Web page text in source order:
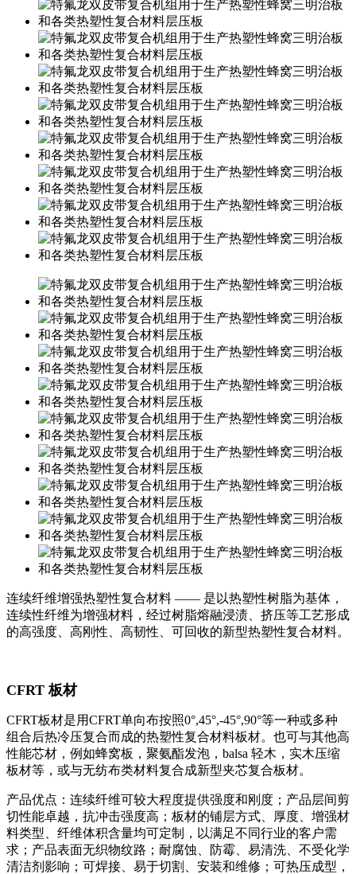
连续纤维增强热塑性复合材料 —— 是以热塑性树脂为基体，
连续性纤维为增强材料，经过树脂熔融浸渍、挤压等工艺形成
的高强度、高刚性、高韧性、可回收的新型热塑性复合材料。
CFRT板材
CFRT板材是用CFRT单向布按照0°,45°,-45°,90°等一种或多种
组合后热冷压复合而成的热塑性复合材料板材。也可与其他高
性能芯材，例如蜂窝板，聚氨酯发泡， balsa 轻木，实木压缩
板材等，或与无纺布类材料复合成新型夹芯复合板材。
产品优点：连续纤维可较大程度提供强度和刚度；产品层间剪
切性能卓越，抗冲击强度高；板材的铺层方式、厚度、增强材
料类型、纤维体积含量均可定制，以满足不同行业的客户需
求；产品表面无织物纹路；耐腐蚀、防霉、易清洗、不受化学
清洁剂影响；可焊接、易于切割、安装和维修；可热压成型，